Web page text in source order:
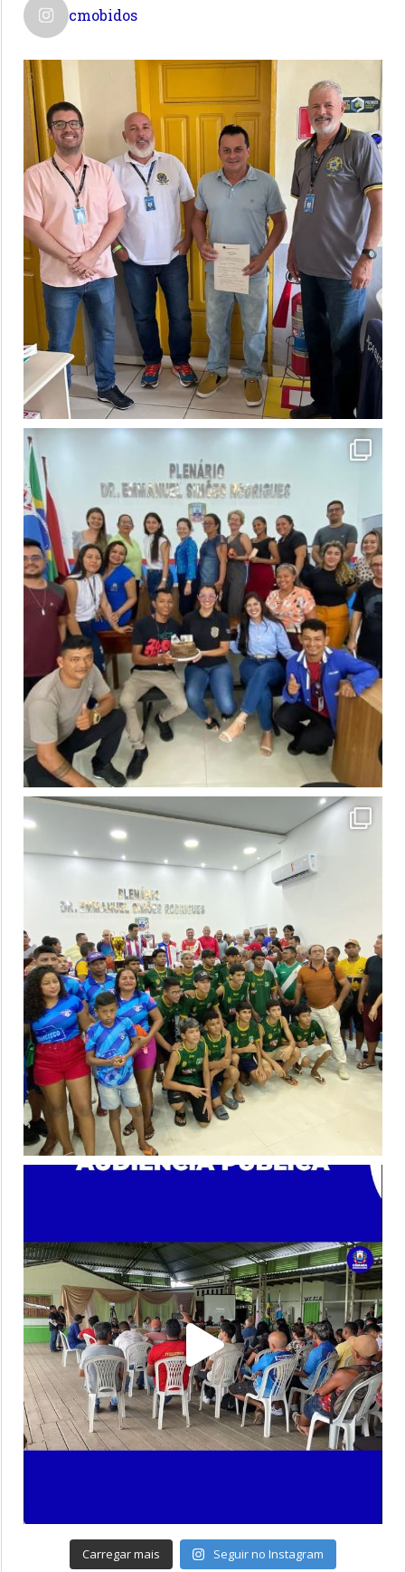
cmobidos
Carregar mais Seguir no Instagram